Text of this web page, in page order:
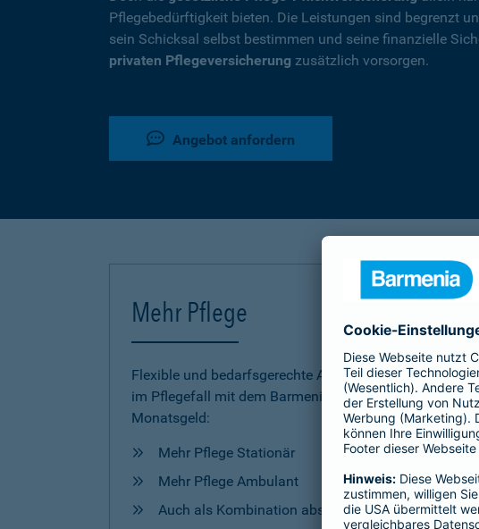
Pflegebedürftigkeit bieten. Die Leistungen sind begrenzt
sein Schicksal selbst bestimmen und seine finanzielle
privaten Pflegeversicherung zusätzlich vorsorgen.
Angebot anfordern
Mehr Pflege
Flexible und bedarfsgerechte Absicherung
im Pflegefall mit dem Barmenia Pflege-
Monatsgeld:
Mehr Pflege Stationär
Mehr Pflege Ambulant
Auch als Kombination abschließbar